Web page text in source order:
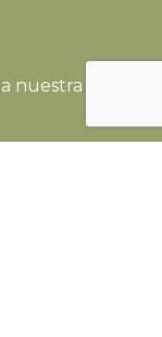
nuestra